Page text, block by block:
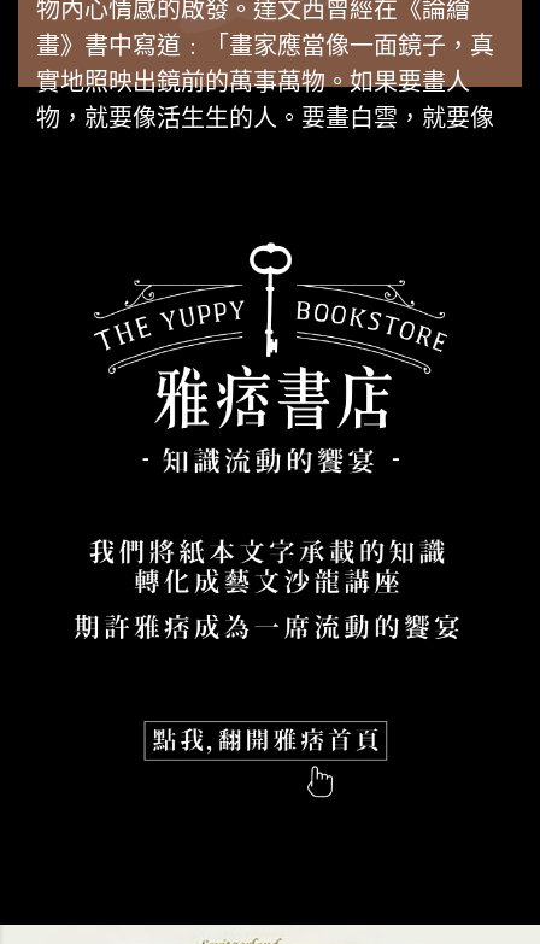
更以《最後的晚餐》和《蒙娜麗莎》最為人
所熟知。
物內心情感的啟發。達文西曾經在《論繪
畫》書中寫道﹕「畫家應當像一面鏡子，真
實地照映出鏡前的萬事萬物。如果要畫人
物，就要像活生生的人。要畫白雲，就要像
對後世貢獻的重要程度，可以說是無出其右